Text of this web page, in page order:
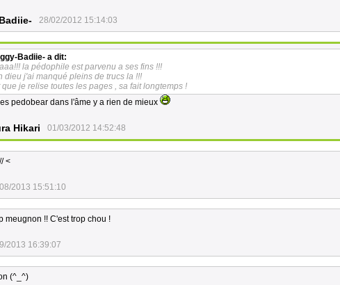
28/02/2012 15:14:03
Badiie- a dit:
la pédophile est parvenu a ses fins !!!
dieu j'ai manqué pleins de trucs la !!!
que je relise toutes les pages , sa fait longtemps !
pedobear dans l'âme y a rien de mieux
Hikari 01/03/2012 14:52:48
<
2013 15:51:10
meugnon !! C'est trop chou !
2013 16:39:07
(^_^)